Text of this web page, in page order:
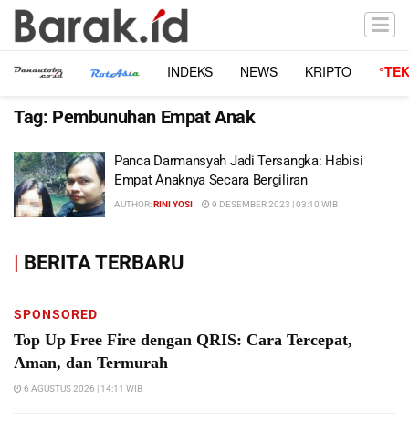
INDEKS NEWS KRIPTO
Tag: Pembunuhan Empat Anak
Panca Darmansyah Jadi Tersangka: Habisi
Empat Anaknya Secara Bergiliran
AUTHOR:RINI YOSI 9 DESEMBER 2023 | 03:10 WIB
| BERITA TERBARU
SPONSORED
Top Up Free Fire dengan QRIS: Cara Tercepat,
Aman, dan Termurah
6 AGUSTUS 2026 | 14:11 WIB